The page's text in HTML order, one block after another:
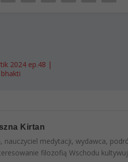
2024 ep.48 |
Kirtan
nauczyciel medytacji, wydawca,
filozofią Wschodu